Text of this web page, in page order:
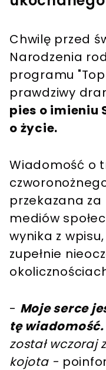
Chwilę przed
Narodzenia
programu
prawdziwy
pies o imieniu
o życie.
Wiadomość o
przekazana
mediów
wynika z
zupełnie
- Moje serce
tę wiadomość.
został wczoraj
kojota -